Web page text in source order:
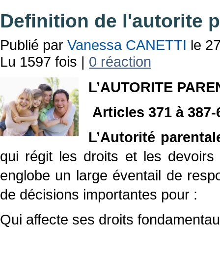
Definition de l'autorite
Publié par Vanessa CANETTI le
Lu 1597 fois | 0 réaction
L’AUTORITE
Articles 371 à
L’Autorité
qui régit les droits et les
englobe un large éventail de
de décisions importantes pour :
Qui affecte ses droits